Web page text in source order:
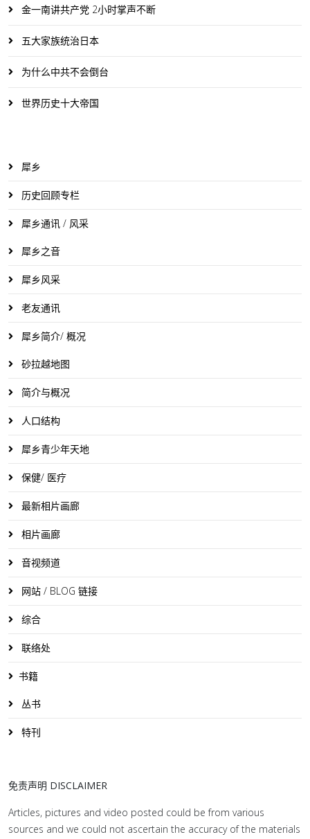
金一南讲共产党 2小时掌声不断
五大家族统治日本
为什么中共不会倒台
世界历史十大帝国
犀乡
历史回顾专栏
犀乡通讯 / 风采
犀乡之音
犀乡风采
老友通讯
犀乡简介/ 概况
砂拉越地图
简介与概况
人口结构
犀乡青少年天地
保健/ 医疗
最新相片画廊
相片画廊
音视频道
网站 / BLOG 链接
综合
联络处
书籍
丛书
特刊
免责声明 DISCLAIMER
Articles, pictures and video posted could be from various
sources and we could not ascertain the accuracy of the materials